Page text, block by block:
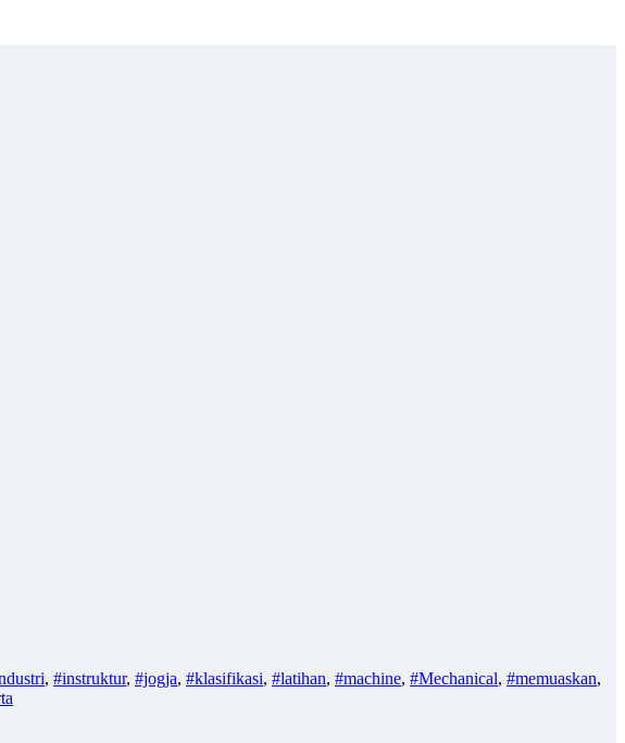
, #instruktur, #jogja, #klasifikasi, #latihan, #machine, #Mechanical, #memuaskan,